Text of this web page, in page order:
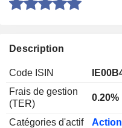
Description
Code ISIN
Frais de gestion
(TER)
0.20%
Catégories d'actif